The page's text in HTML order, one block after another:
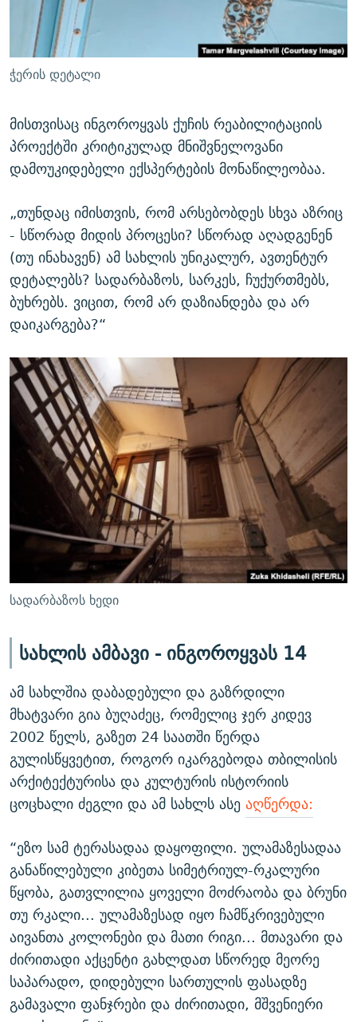
ჭერის დეტალი
მისთვისაც ინგოროყვას ქუჩის რეაბილიტაციის
პროექტში კრიტიკულად მნიშვნელოვანი
დამოუკიდებელი ექსპერტების მონაწილეობაა.
„თუნდაც იმისთვის, რომ არსებობდეს სხვა აზრიც
- სწორად მიდის პროცესი? სწორად აღადგენენ
(თუ ინახავენ) ამ სახლის უნიკალურ, ავთენტურ
დეტალებს? სადარბაზოს, სარკეს, ჩუქურთმებს,
ბუხრებს. ვიცით, რომ არ დაზიანდება და არ
დაიკარგება?“
სადარბაზოს ხედი
სახლის ამბავი - ინგოროყვას 14
ამ სახლშია დაბადებული და გაზრდილი
მხატვარი გია ბუღაძეც, რომელიც ჯერ კიდევ
2002 წელს, გაზეთ 24 საათში წერდა
გულისწყვეტით, როგორ იკარგებოდა თბილისის
არქიტექტურისა და კულტურის ისტორიის
ცოცხალი ძეგლი და ამ სახლს ასე აღწერდა:
“ეზო სამ ტერასადაა დაყოფილი. ულამაზესადაა
განაწილებული კიბეთა სიმეტრიულ-რკალური
წყობა, გათვლილია ყოველი მოძრაობა და ბრუნი
თუ რკალი... ულამაზესად იყო ჩამწკრივებული
აივანთა კოლონები და მათი რიგი... მთავარი და
ძირითადი აქცენტი გახლდათ სწორედ მეორე
საპარადო, დიდებული სართულის ფასადზე
გამავალი ფანჯრები და ძირითადი, მშვენიერი